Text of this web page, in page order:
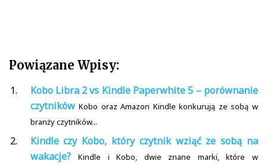
Powiązane Wpisy:
Kobo Libra 2 vs Kindle Paperwhite 5 – porównanie
czytników Kobo oraz Amazon Kindle konkurują ze sobą w
branży czytników...
Kindle czy Kobo, który czytnik wziąć ze sobą na
wakacje?
Kindle i Kobo, dwie znane marki, które w